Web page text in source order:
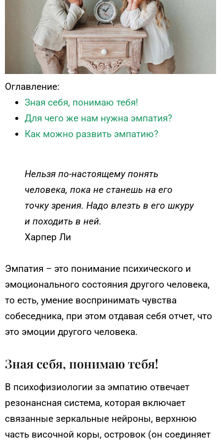
Оглавление:
Зная себя, понимаю тебя!
Для чего же нам нужна эмпатия?
Как можно развить эмпатию?
Нельзя по-настоящему понять
человека, пока не станешь на его
точку зрения. Надо влезть в его шкуру
и походить в ней.
Харпер Ли
Эмпатия – это понимание психического и
эмоционального состояния другого человека,
то есть, умение воспринимать чувства
собеседника, при этом отдавая себя отчет, что
это эмоции другого человека.
Зная себя, понимаю тебя!
В психофизиологии за эмпатию отвечает
резонансная система, которая включает
связанные зеркальные нейроны, верхнюю
часть височной коры, островок (он соединяет